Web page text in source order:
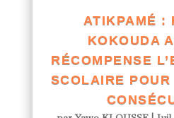
ATIKPAMÉ :
KOKOUDA
RÉCOMPENSE
SCOLAIRE